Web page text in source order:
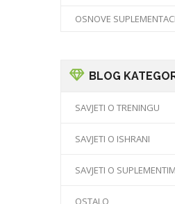
OSNOVE
BLOG
SAVJETI O TRENINGU
SAVJETI O ISHRANI
SAVJETI O
OSTALO